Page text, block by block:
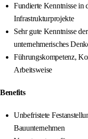
Fundierte Kenntnisse
Infrastrukturprojekte
Sehr gute Kenntnisse
unternehmerisches
Führungskompetenz,
Arbeitsweise
Benefits
Unbefristete
Bauunternehmen